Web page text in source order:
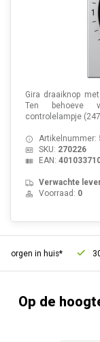
Gira draaiknop
Ten behoeve
controlelampje
Artikelnummer:
SKU: 270226
EAN:
Verwachte
Voorraad: 0
in huis* 30
Op de